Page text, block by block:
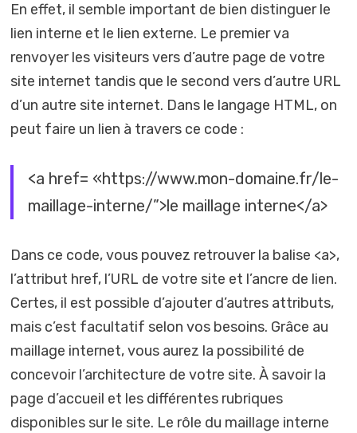
En effet, il semble important de bien distinguer le
lien interne et le lien externe. Le premier va
renvoyer les visiteurs vers d’autre page de votre
site internet tandis que le second vers d’autre URL
d’un autre site internet. Dans le langage HTML, on
peut faire un lien à travers ce code :
<a href= «https://www.mon-domaine.fr/le-
maillage-interne/”>le maillage interne</a>
Dans ce code, vous pouvez retrouver la balise <a>,
l’attribut href, l’URL de votre site et l’ancre de lien.
Certes, il est possible d’ajouter d’autres attributs,
mais c’est facultatif selon vos besoins. Grâce au
maillage internet, vous aurez la possibilité de
concevoir l’architecture de votre site. À savoir la
page d’accueil et les différentes rubriques
disponibles sur le site. Le rôle du maillage interne